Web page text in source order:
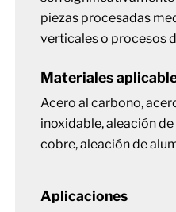
piezas procesadas
verticales o procesos
Materiales
Acero al carbono,
inoxidable, aleación
cobre, aleación de
Aplicaciones